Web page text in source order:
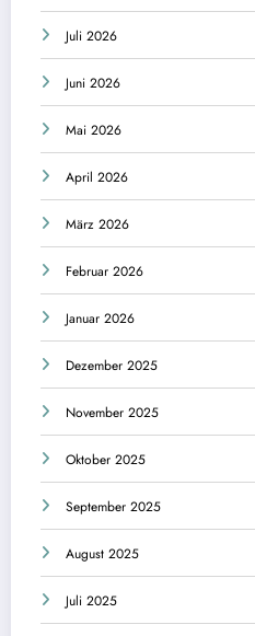
Juli 2026
Juni 2026
Mai 2026
April 2026
März 2026
Februar 2026
Januar 2026
Dezember 2025
November 2025
Oktober 2025
September 2025
August 2025
Juli 2025